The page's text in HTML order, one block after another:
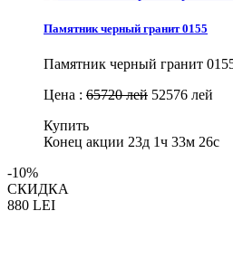
Памятник черный гранит 0155
Памятник черный гранит
Цена : 65720 лей 52576 лей
Купить
Конец акции 23д 1ч 33м 25с
-10%
СКИДКА
880 LEI